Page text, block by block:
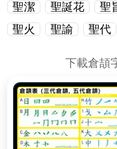
聖潔
聖誕花 聖
聖火
聖諭 聖代
下載倉頡